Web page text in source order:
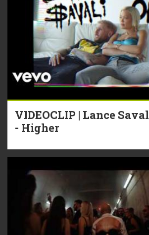
VIDEOCLIP | Lance
- Higher